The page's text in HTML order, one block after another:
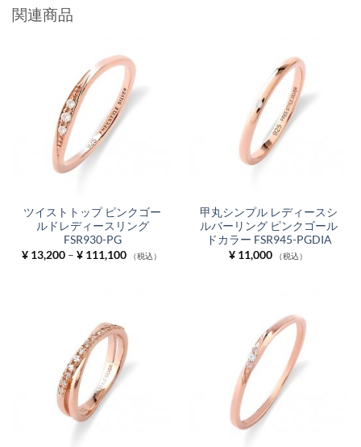
関連商品
ツイストトップ ピンクゴー
ルドレディースリング
FSR930-PG
¥13,200 – ¥111,100価
格
（税込）
甲丸シンプル レディースシ
ルバーリング ピンクゴール
ドカラー FSR945-PGDIA
¥11,000 （税込）